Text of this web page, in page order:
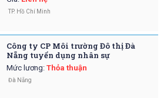
TP. Hồ Chí Minh
Công ty CP Môi trường Đô thị Đà
Nẵng tuyển dụng nhân sự
Mức lương: Thỏa thuận
Đà Nẵng